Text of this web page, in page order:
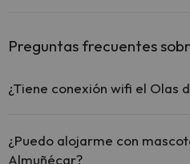
Preguntas frecuentes
¿Tiene conexión wifi el Olas
El Olas de Almuñécar ofrece
comunes.
¿Puedo alojarme con
Almuñécar?